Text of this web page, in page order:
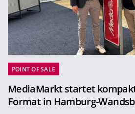
POINT OF SALE
MediaMarkt startet
Format in Hamburg-